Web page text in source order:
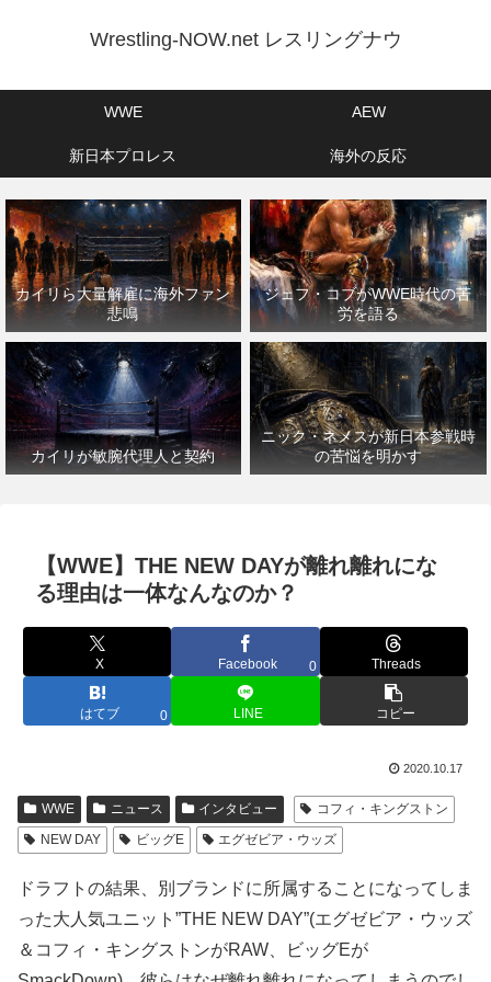
Wrestling-NOW.net レスリングナウ
WWE AEW
新日本プロレス 海外の反応
カイリら大量解雇に海外ファン
悲鳴
ジェフ・コブがWWE時代の苦
労を語る
カイリが敏腕代理人と契約
ニック・ネメスが新日本参戦時
の苦悩を明かす
【WWE】THE NEW DAYが離れ離れにな
る理由は一体なんなのか？
X Facebook 0 Threads
はてブ 0 LINE コピー
2020.10.17
WWE ニュース インタビュー
コフィ・キングストン
NEW DAY
ビッグE エグゼビア・ウッズ
ドラフトの結果、別ブランドに所属することになってしま
った大人気ユニット”THE NEW DAY”(エグゼビア・ウッズ
＆コフィ・キングストンがRAW、ビッグEが